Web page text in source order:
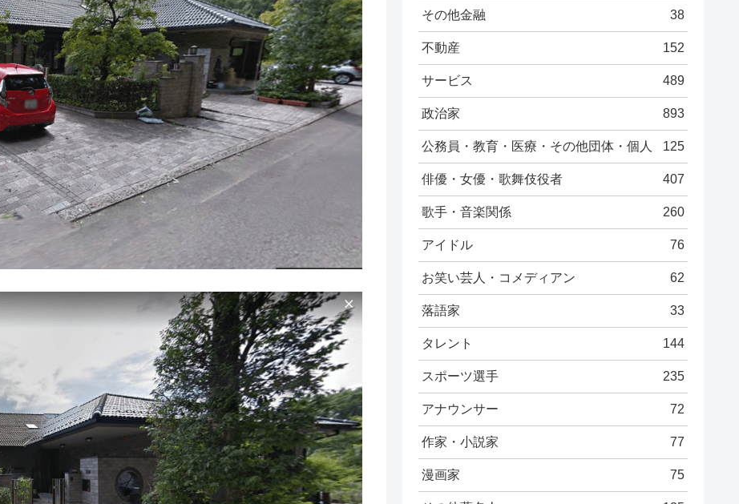
その他金融 38
不動産 152
サービス 489
政治家 893
公務員・教育・医療・その他団体・個人 125
俳優・女優・歌舞伎役者 407
歌手・音楽関係 260
アイドル 76
お笑い芸人・コメディアン 62
落語家 33
タレント 144
スポーツ選手 235
アナウンサー 72
作家・小説家 77
漫画家 75